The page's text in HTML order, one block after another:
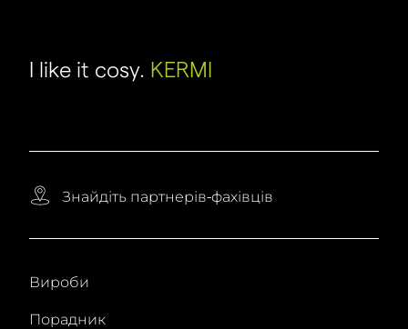
I like it cosy. KERMI
Знайдіть партнерів-фахівців
Вироби
Порадник